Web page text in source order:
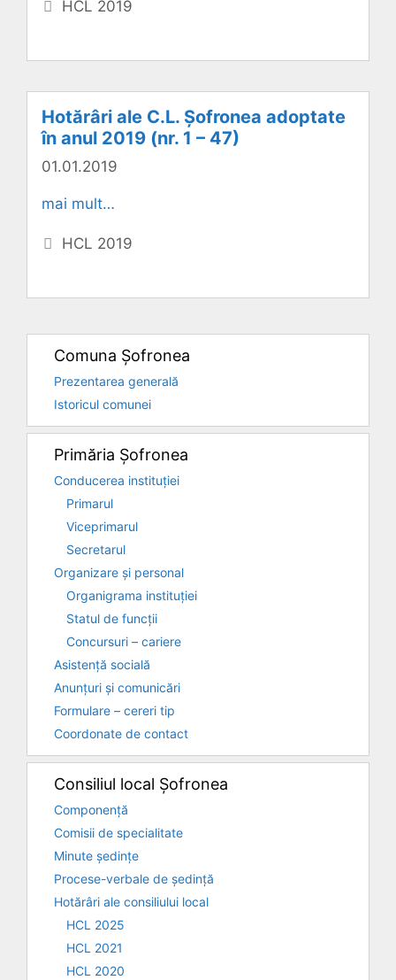
HCL 2019
Hotărâri ale C.L. Șofronea adoptate
în anul 2019 (nr. 1 – 47)
01.01.2019
mai mult…
Categorii
HCL 2019
Comuna Șofronea
Prezentarea generală
Istoricul comunei
Primăria Șofronea
Conducerea instituției
Primarul
Viceprimarul
Secretarul
Organizare și personal
Organigrama instituției
Statul de funcții
Concursuri – cariere
Asistență socială
Anunțuri și comunicări
Formulare – cereri tip
Coordonate de contact
Consiliul local Șofronea
Componență
Comisii de specialitate
Minute ședințe
Procese-verbale de ședință
Hotărâri ale consiliului local
HCL 2025
HCL 2021
HCL 2020